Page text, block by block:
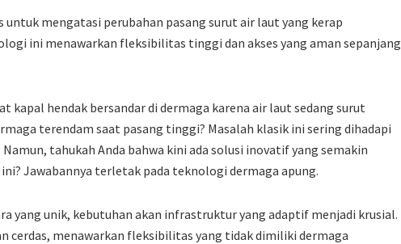
untuk mengatasi perubahan pasang surut air laut yang kerap
ini menawarkan fleksibilitas tinggi dan akses yang aman sepanjang
kapal hendak bersandar di dermaga karena air laut sedang surut
terendam saat pasang tinggi? Masalah klasik ini sering dihadapi
tahukah Anda bahwa kini ada solusi inovatif yang semakin
Jawabannya terletak pada teknologi dermaga apung.
yang unik, kebutuhan akan infrastruktur yang adaptif menjadi krusial.
cerdas, menawarkan fleksibilitas yang tidak dimiliki dermaga